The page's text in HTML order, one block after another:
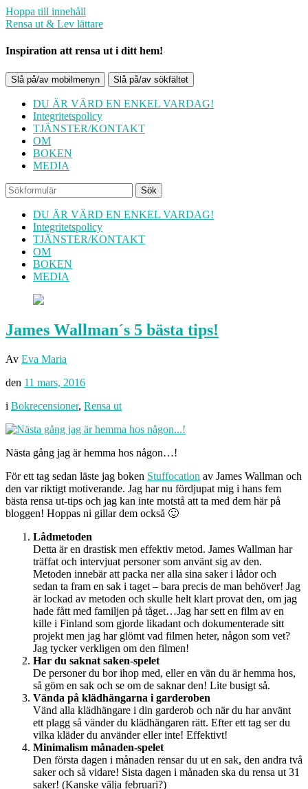
Hoppa till innehåll
Rensa ut & Lev lättare
Inspiration att rensa ut i ditt hem!
Slå på/av mobilmenyn Slå på/av sökfältet
DU ÄR VÄRD EN ENKEL VARDAG!
Integritetspolicy
TJÄNSTER/KONTAKT
OM
BOKEN
MEDIA
Sök
DU ÄR VÄRD EN ENKEL VARDAG!
Integritetspolicy
TJÄNSTER/KONTAKT
OM
BOKEN
MEDIA
James Wallman´s 5 bästa tips!
Av Eva Maria
den 11 mars, 2016
i Bokrecensioner, Rensa ut
Nästa gång jag är hemma hos någon…!
För ett tag sedan läste jag boken Stuffocation av James Wallman och
den var riktigt motiverande. Jag har nu fördjupat mig i hans fem
bästa rensa ut-tips och jag kan inte motstå att ta med dem här på
bloggen! Hoppas ni gillar dem också 🙂
Lådmetoden
Detta är en drastisk men effektiv metod. James Wallman har
träffat och intervjuat personer som använt sig av den.
Metoden innebär att packa ner alla sina saker i lådor och
sedan ta fram en sak i taget – bara precis de man behöver! Jag
är lockad av metoden och skulle helt klart provat den, om jag
hade fått med familjen på tåget…Jag har sett en film av en
kille i Finland som gjorde likadant och dokumenterade sitt
projekt men jag har glömt vad filmen heter, någon som vet?
Jag tycker verkligen om den filmen!
Har du saknat saken-spelet
De personer du bor ihop med, eller en vän du är hemma hos,
så göm en sak och se om de saknar den! Lite busigt så.
Vända på klädhängarna i garderoben
Vänd alla klädhängare i din garderob och när du har använt
ett plagg så vänder du klädhängaren rätt. Efter ett tag ser du
vilka kläder du använder eller inte! Effektivt!
Minimalism månaden-spelet
Den första dagen i månaden rensar du ut en sak, den andra två
saker och så vidare! Sista dagen i månaden ska du rensa ut 31
saker! (Kanske välja februari?)